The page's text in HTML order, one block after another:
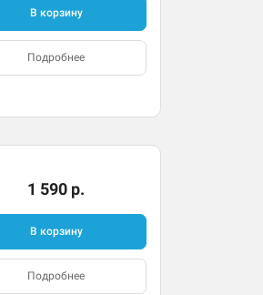
В корзину
Подробнее
1 590 р.
В корзину
Подробнее